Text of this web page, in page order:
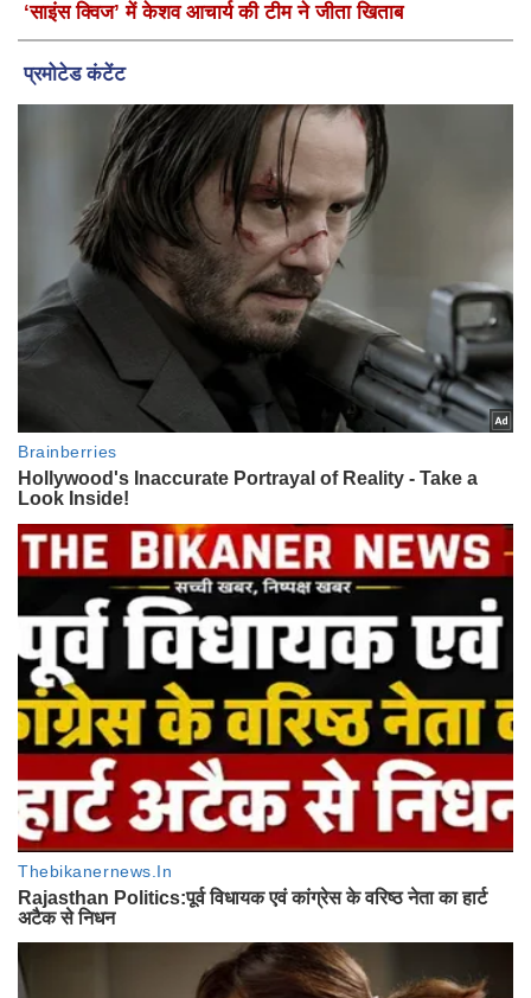
‘साइंस क्विज’ में केशव आचार्य की टीम ने जीता खिताब